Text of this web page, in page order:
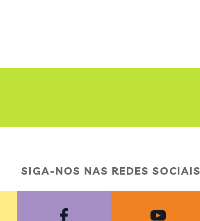
SIGA-NOS NAS REDES SOCIAIS